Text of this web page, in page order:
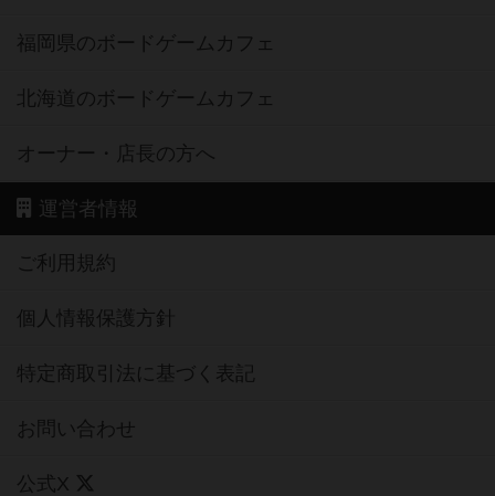
福岡県のボードゲームカフェ
北海道のボードゲームカフェ
オーナー・店長の方へ
運営者情報
ご利用規約
個人情報保護方針
特定商取引法に基づく表記
お問い合わせ
公式X